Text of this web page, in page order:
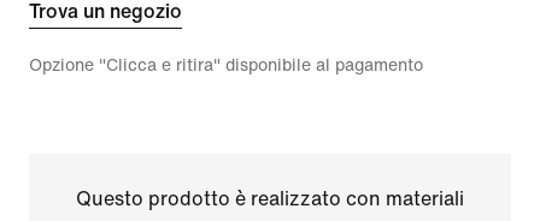
Trova un negozio
Opzione "Clicca e ritira" disponibile al pagamento
Questo prodotto è realizzato con materiali